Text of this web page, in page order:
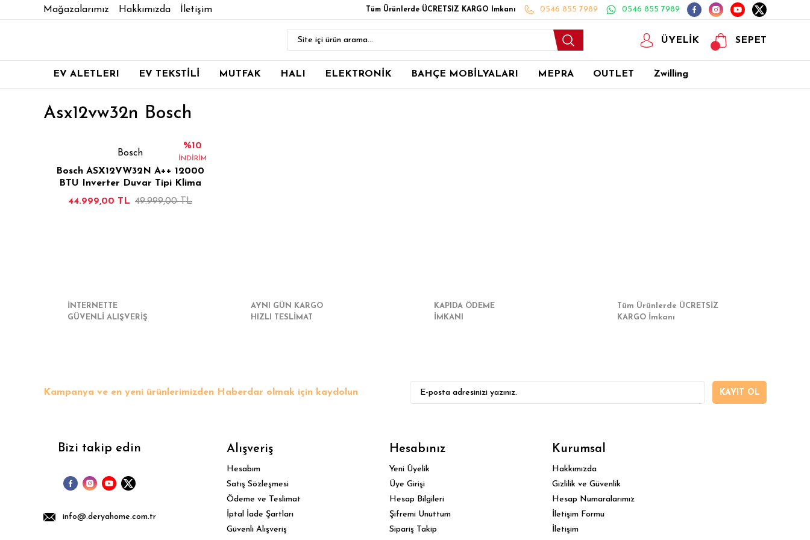
Mağazalarımız Hakkımızda İletişim Tüm Ürünlerde ÜCRETSİZ KARGO İmkanı 0546 855 7989 0546 855 7989
ÜYELİK SEPET
EV ALETLERI EV TEKSTİLİ MUTFAK HALI ELEKTRONİK BAHÇE MOBİLYALARI MEPRA OUTLET Zwilling
Asx12vw32n Bosch
%10
İNDİRİM
Bosch
Bosch ASX12VW32N A++ 12000
BTU Inverter Duvar Tipi Klima
44.999,00 TL 49.999,00 TL
İNTERNETTE
GÜVENLİ ALIŞVERİŞ
AYNI GÜN KARGO
HIZLI TESLİMAT
KAPIDA ÖDEME
İMKANI
Tüm Ürünlerde ÜCRETSİZ
KARGO İmkanı
Kampanya ve en yeni ürünlerimizden Haberdar olmak için kaydolun KAYIT OL
Bizi takip edin
info@.deryahome.com.tr
Alışveriş
Hesabım
Satış Sözleşmesi
Ödeme ve Teslimat
İptal İade Şartları
Güvenli Alışveriş
Hesabınız
Yeni Üyelik
Üye Girişi
Hesap Bilgileri
Şifremi Unuttum
Sipariş Takip
Kurumsal
Hakkımızda
Gizlilik ve Güvenlik
Hesap Numaralarımız
İletişim Formu
İletişim